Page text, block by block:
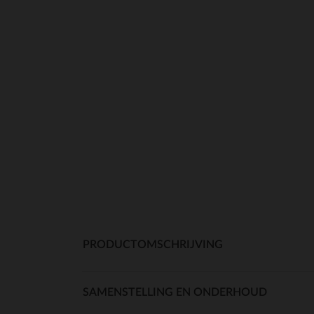
PRODUCTOMSCHRIJVING
SAMENSTELLING EN ONDERHOUD